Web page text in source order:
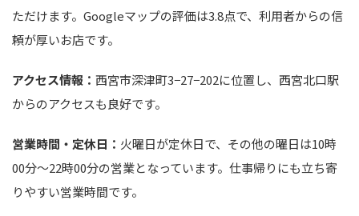
ただけます。Googleマップの評価は3.8点で、利用者からの信
頼が厚いお店です。
アクセス情報： 西宮市深津町3−27−202に位置し、西宮北口駅
からのアクセスも良好です。
営業時間・定休日： 火曜日が定休日で、その他の曜日は10時
00分～22時00分の営業となっています。仕事帰りにも立ち寄
りやすい営業時間です。